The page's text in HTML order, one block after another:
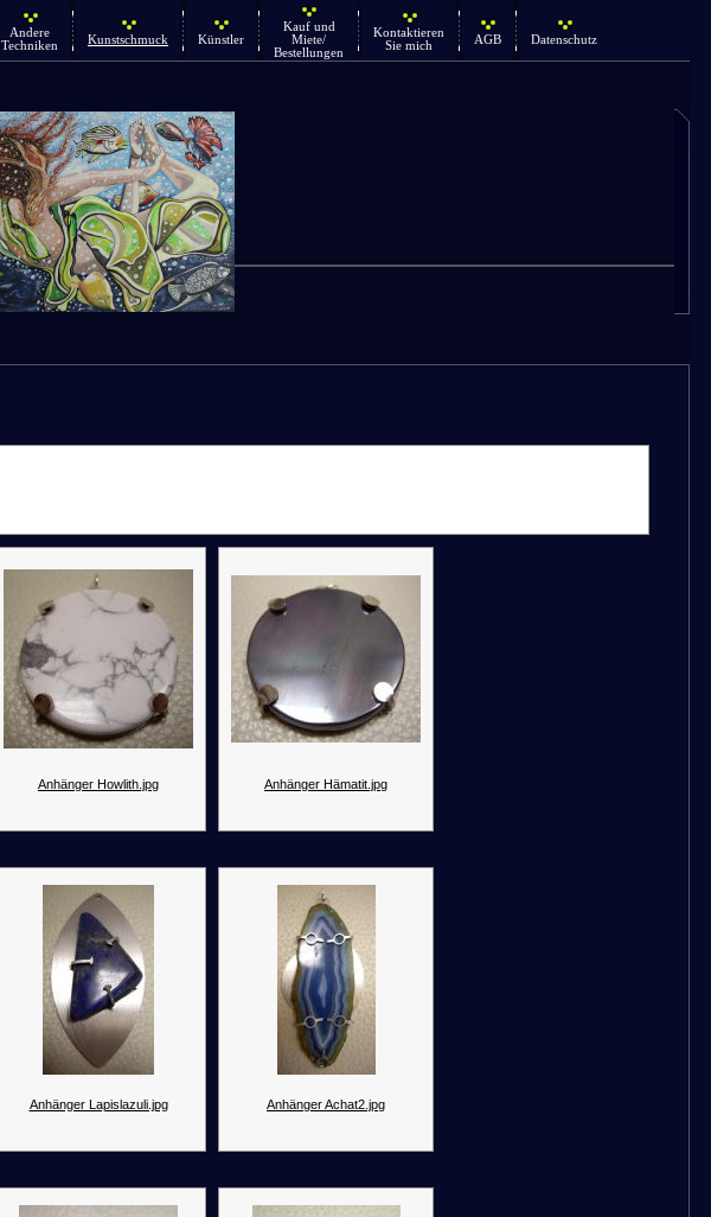
Andere
Techniken
Kunstschmuck Künstler
Kauf und
Miete/
Bestellungen
Kontaktieren
Sie mich
AGB Datenschutz
Anhänger Howlith.jpg Anhänger Hämatit.jpg
Anhänger Lapislazuli.jpg Anhänger Achat2.jpg